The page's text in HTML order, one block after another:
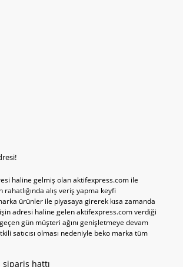
haline gelmiş olan aktifexpress.com ile
alış veriş yapma keyfi
ürünler ile piyasaya girerek kısa zamanda
adresi haline gelen aktifexpress.com verdiği
gün müşteri ağını genişletmeye devam
satıcısı olması nedeniyle beko marka tüm
makinesi değil aynı zamanda çamaşır makinesi
hattı